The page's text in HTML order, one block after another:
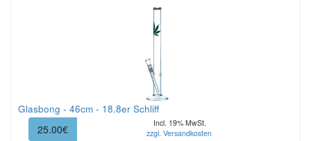
Glasbong - 46cm - 18.8er Schliff
25.00€
Incl. 19% MwSt.
zzgl. Versandkosten